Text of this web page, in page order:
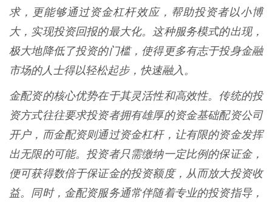
求，更能够通过资金杠杆效应，帮助投资者以小博
大，实现投资回报的最大化。这种服务模式的出现，
极大地降低了投资的门槛，使得更多有志于投身金融
市场的人士得以轻松起步，快速融入。
金配资的核心优势在于其灵活性和高效性。传统的投
资方式往往要求投资者拥有雄厚的资金基础配资公司
开户，而金配资则通过资金杠杆，让有限的资金发挥
出无限的可能。投资者只需缴纳一定比例的保证金，
便可获得数倍于保证金的投资额度，从而放大投资收
益。同时，金配资服务通常伴随着专业的投资指导，